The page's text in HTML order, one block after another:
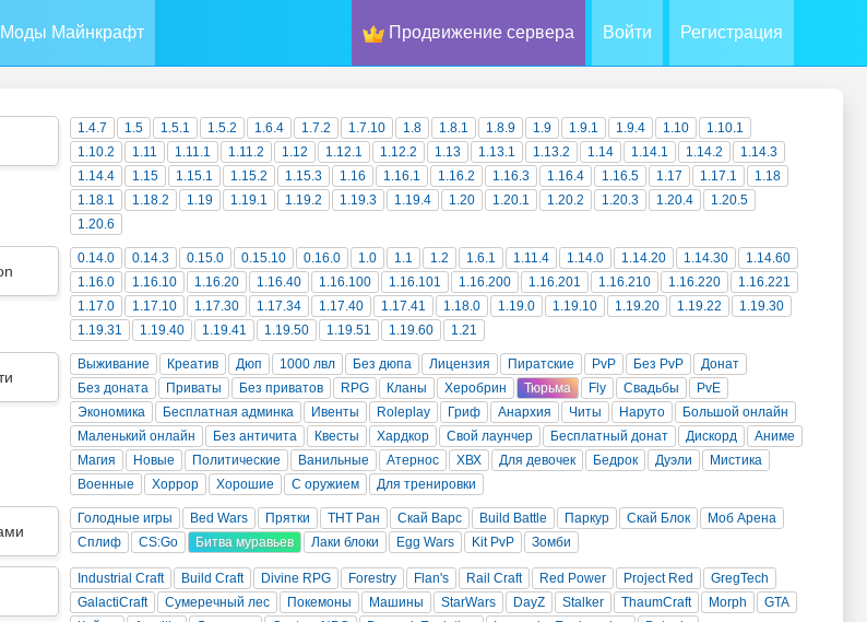
Моды Майнкрафт Продвижение сервера Войти Регистрация
1.4.7 1.5 1.5.1 1.5.2 1.6.4 1.7.2 1.7.10 1.8 1.8.1 1.8.9 1.9 1.9.1 1.9.4 1.10
1.10.1
1.10.2
1.11 1.11.1 1.11.2 1.12 1.12.1 1.12.2 1.13 1.13.1 1.13.2 1.14 1.14.1 1.14.2
1.14.3
1.14.4
1.15 1.15.1 1.15.2 1.15.3 1.16 1.16.1 1.16.2 1.16.3 1.16.4 1.16.5 1.17 1.17.1
1.18
1.18.1
1.18.2 1.19 1.19.1 1.19.2 1.19.3 1.19.4 1.20 1.20.1 1.20.2 1.20.3 1.20.4
1.20.5
1.20.6
0.14.0 0.14.3 0.15.0 0.15.10 0.16.0 1.0 1.1 1.2 1.6.1 1.11.4 1.14.0 1.14.20 1.14.30
1.14.60
1.16.0
1.16.10 1.16.20 1.16.40 1.16.100 1.16.101 1.16.200 1.16.201 1.16.210 1.16.220
1.16.221
1.17.0
1.17.10 1.17.30 1.17.34 1.17.40 1.17.41 1.18.0 1.19.0 1.19.10 1.19.20 1.19.22
1.19.30
1.19.31
1.19.40 1.19.41 1.19.50 1.19.51 1.19.60 1.21
Выживание Креатив Дюп 1000 лвл Без дюпа Лицензия Пиратские PvP Без PvP
Донат
Без доната
Приваты Без приватов RPG Кланы Херобрин Тюрьма Fly Свадьбы
PvE
Экономика
Бесплатная админка Ивенты Roleplay Гриф Анархия Читы Наруто
Большой онлайн
Маленький онлайн
Без античита Квесты Хардкор Свой лаунчер Бесплатный донат Дискорд
Аниме
Магия
Новые Политические Ванильные Атернос ХВХ Для девочек Бедрок Дуэли
Мистика
Военные
Хоррор Хорошие С оружием Для тренировки
Голодные игры Bed Wars Прятки ТНТ Ран Скай Варс Build Battle Паркур Скай Блок
Моб Арена
Сплиф
CS:Go Битва муравьев Лаки блоки Egg Wars Kit PvP Зомби
Industrial Craft Build Craft Divine RPG Forestry Flan's Rail Craft Red Power Project Red
GregTech
GalactiCraft
Сумеречный лес Покемоны Машины StarWars DayZ Stalker ThaumCraft Morph
GTA